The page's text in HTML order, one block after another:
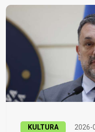
KULTURA 2026-